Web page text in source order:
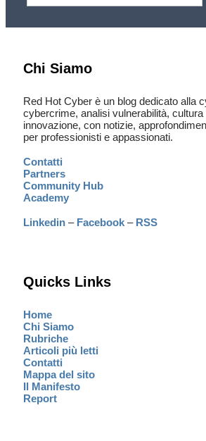
Chi Siamo
Red Hot Cyber è un blog dedicato alla
cybercrime, analisi vulnerabilità, cultura
innovazione, con notizie,
per professionisti e appassionati.
Contatti
Partners
Community Hub
Academy
Linkedin – Facebook – RSS
Quicks Links
Home
Chi Siamo
Rubriche
Articoli più letti
Contatti
Mappa del sito
Il Manifesto
Report